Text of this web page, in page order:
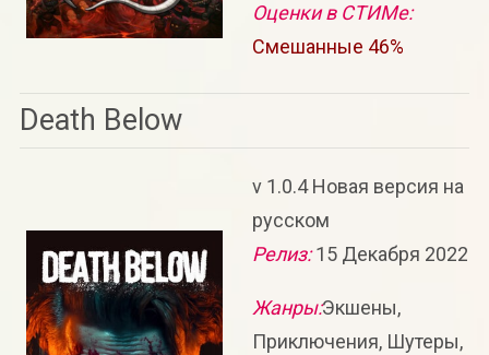
Оценки в СТИМе:
Смешанные 46%
Death Below
v 1.0.4 Новая версия на
русском
Релиз:15 Декабря 2022
Жанры:Экшены,
Приключения, Шутеры,